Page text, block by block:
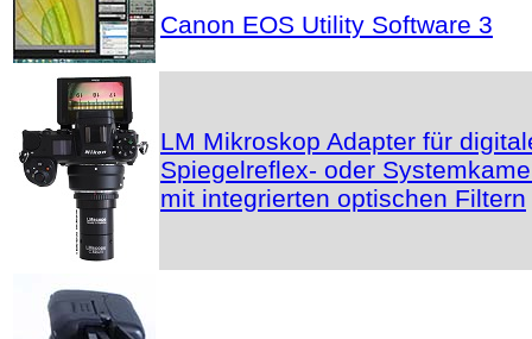
Canon EOS Utility Software 3
LM Mikroskop Adapter für
Spiegelreflex- oder
mit integrierten optischen Filtern